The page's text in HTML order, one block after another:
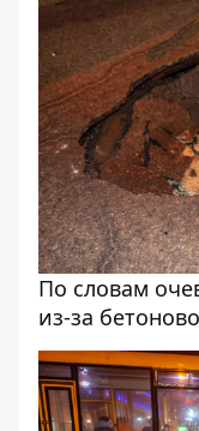
По словам
из-за